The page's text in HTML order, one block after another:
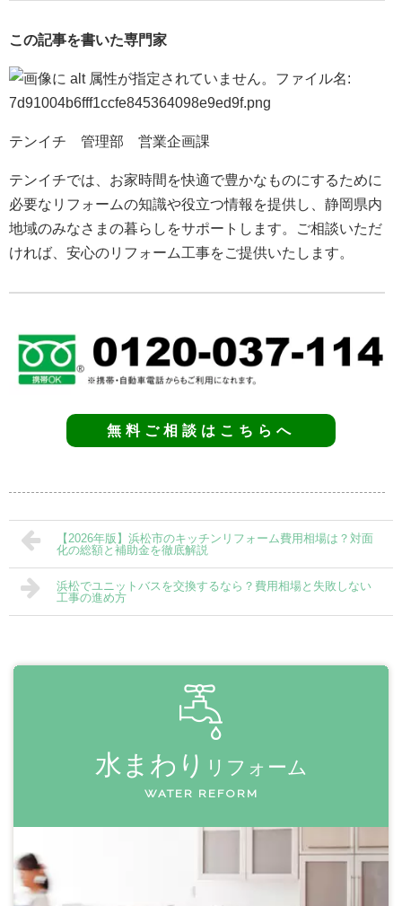
この記事を書いた専門家
テンイチ 管理部 営業企画課
テンイチでは、お家時間を快適で豊かなものにするために
必要なリフォームの知識や役立つ情報を提供し、静岡県内
地域のみなさまの暮らしをサポートします。ご相談いただ
ければ、安心のリフォーム工事をご提供いたします。
無料ご相談はこちらへ
【2026年版】浜松市のキッチンリフォーム費用相場は？対面
化の総額と補助金を徹底解説
浜松でユニットバスを交換するなら？費用相場と失敗しない
工事の進め方
水まわり リフォーム
WATER REFORM